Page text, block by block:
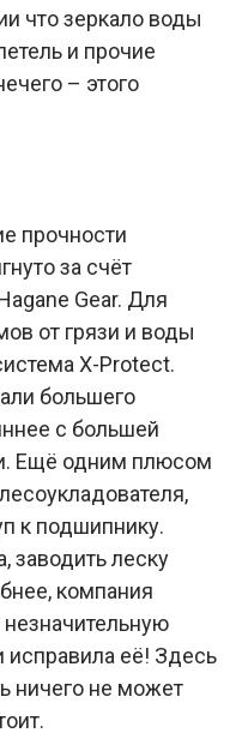
что зеркало воды
и прочие
– этого
прочности
за счёт
Gear. Для
от грязи и воды
X-Protect.
большего
с большей
Ещё одним плюсом
к подшипнику.
заводить леску
компания
её! Здесь
ничего не может